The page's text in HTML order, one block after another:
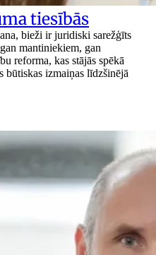
tiesībās
bieži ir juridiski sarežģīts
mantiniekiem, gan
reforma, kas stājās spēkā
būtiskas izmaiņas līdzšinējā